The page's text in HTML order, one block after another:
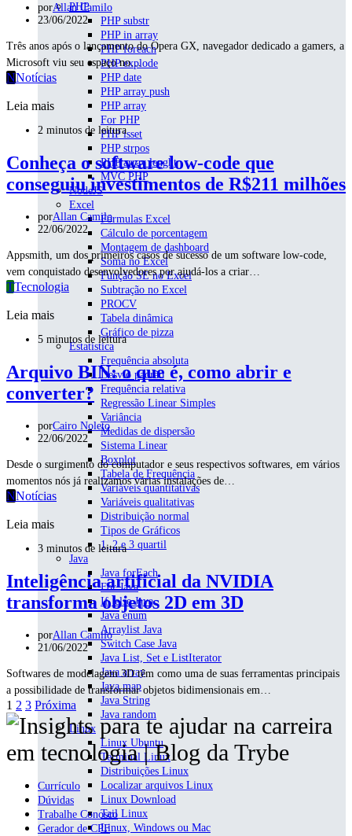
PHP
PHP substr
PHP in array
PHP foreach
PHP explode
PHP date
PHP array push
PHP array
For PHP
PHP isset
PHP strpos
PHP array lenght
MVC PHP
NodeJS
Excel
Fórmulas Excel
Cálculo de porcentagem
Montagem de dashboard
Soma no Excel
Função SE no Excel
Subtração no Excel
PROCV
Tabela dinâmica
Gráfico de pizza
Estatística
Frequência absoluta
Desvio padrão
Frequência relativa
Regressão Linear Simples
Variância
Medidas de dispersão
Sistema Linear
Boxplot
Tabela de Frequência
Variáveis quantitativas
Variáveis qualitativas
Distribuição normal
Tipos de Gráficos
1, 2 e 3 quartil
Java
Java forEach
For Java
If, else Java
Java enum
Arraylist Java
Switch Case Java
Java List, Set e ListIterator
Java array
Java map
Java String
Java random
Linux
Linux Ubuntu
Terminal Linux
Distribuições Linux
Localizar arquivos Linux
Linux Download
Tail Linux
Linux, Windows ou Mac
porAllan Camilo
23/06/2022
Três anos após o lançamento do Opera GX, navegador dedicado a gamers, a
Microsoft viu seu espaço no…
NNotícias
Leia mais
2 minutos de leitura
Conheça o software low-code que
conseguiu investimentos de R$211 milhões
porAllan Camilo
22/06/2022
Appsmith, um dos primeiros casos de sucesso de um software low-code,
vem conquistado desenvolvedores por ajudá-los a criar…
TTecnologia
Leia mais
5 minutos de leitura
Arquivo BIN: o que é, como abrir e
converter?
porCairo Noleto
22/06/2022
Desde o surgimento do computador e seus respectivos softwares, em vários
momentos nós já realizamos várias instalações de…
NNotícias
Leia mais
3 minutos de leitura
Inteligência artificial da NVIDIA
transforma objetos 2D em 3D
porAllan Camilo
21/06/2022
Softwares de modelagem 3D têm como uma de suas ferramentas principais
a possibilidade de transformar objetos bidimensionais em…
Paginação
de
posts
1 2 3 Próxima
Currículo
Dúvidas
Trabalhe Conosco
Gerador de CPF